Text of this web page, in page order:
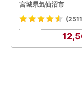
宮城県気仙沼市